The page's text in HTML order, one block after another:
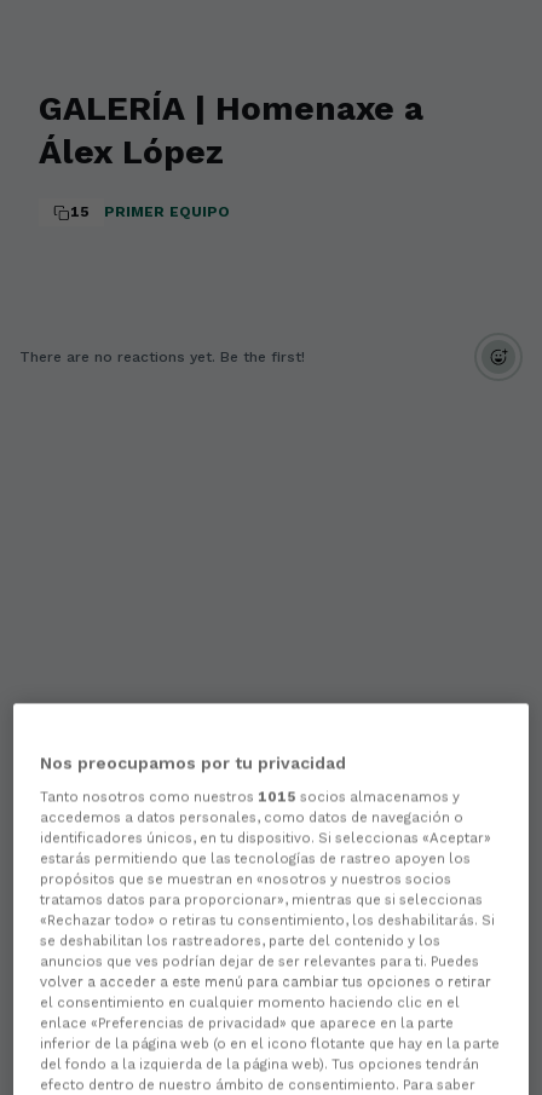
GALERÍA | Homenaxe a
Álex López
15 PRIMER EQUIPO
There are no reactions yet. Be the first!
Nos preocupamos por tu privacidad
Tanto nosotros como nuestros 1015 socios almacenamos y
accedemos a datos personales, como datos de navegación o
identificadores únicos, en tu dispositivo. Si seleccionas «Aceptar»
estarás permitiendo que las tecnologías de rastreo apoyen los
propósitos que se muestran en «nosotros y nuestros socios
tratamos datos para proporcionar», mientras que si seleccionas
«Rechazar todo» o retiras tu consentimiento, los deshabilitarás. Si
se deshabilitan los rastreadores, parte del contenido y los
anuncios que ves podrían dejar de ser relevantes para ti. Puedes
volver a acceder a este menú para cambiar tus opciones o retirar
el consentimiento en cualquier momento haciendo clic en el
enlace «Preferencias de privacidad» que aparece en la parte
inferior de la página web (o en el icono flotante que hay en la parte
del fondo a la izquierda de la página web). Tus opciones tendrán
efecto dentro de nuestro ámbito de consentimiento. Para saber